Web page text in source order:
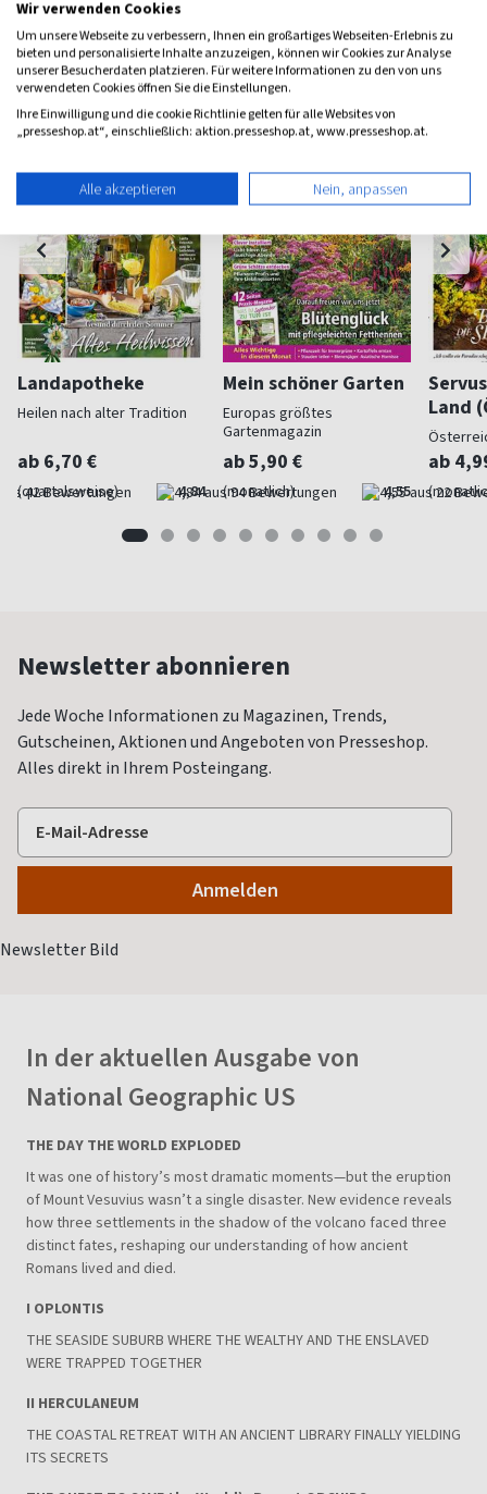
Haus & Garten Magazine
Landapotheke
Heilen nach alter Tradition
ab 6,70 €
(quartalsweise) 4,84
Mein schöner Garten
Europas größtes
Gartenmagazin
ab 5,90 €
(monatlich) 4,55
Land
ab
Newsletter abonnieren
Jede Woche Informationen zu Magazinen, Trends,
Gutscheinen, Aktionen und Angeboten von Presseshop.
Alles direkt in Ihrem Posteingang.
In der aktuellen Ausgabe von
National Geographic US
THE DAY THE WORLD EXPLODED
It was one of history’s most dramatic moments—but the eruption
of Mount Vesuvius wasn’t a single disaster. New evidence reveals
how three settlements in the shadow of the volcano faced three
distinct fates, reshaping our understanding of how ancient
Romans lived and died.
I OPLONTIS
THE SEASIDE SUBURB WHERE THE WEALTHY AND THE ENSLAVED
WERE TRAPPED TOGETHER
II HERCULANEUM
THE COASTAL RETREAT WITH AN ANCIENT LIBRARY FINALLY YIELDING
ITS SECRETS
Wir verwenden Cookies
Um unsere Webseite zu verbessern, Ihnen ein großartiges Webseiten-Erlebnis zu
bieten und personalisierte Inhalte anzuzeigen, können wir Cookies zur Analyse
unserer Besucherdaten platzieren. Für weitere Informationen zu den von uns
verwendeten Cookies öffnen Sie die Einstellungen.
Ihre Einwilligung und die cookie Richtlinie gelten für alle Websites von
„presseshop.at“, einschließlich: aktion.presseshop.at, www.presseshop.at.
Alle akzeptieren Nein, anpassen